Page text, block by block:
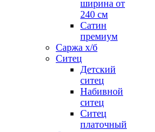
ширина от
240 см
Сатин
премиум
Саржа х/б
Ситец
Детский
ситец
Набивной
ситец
Ситец
платочный